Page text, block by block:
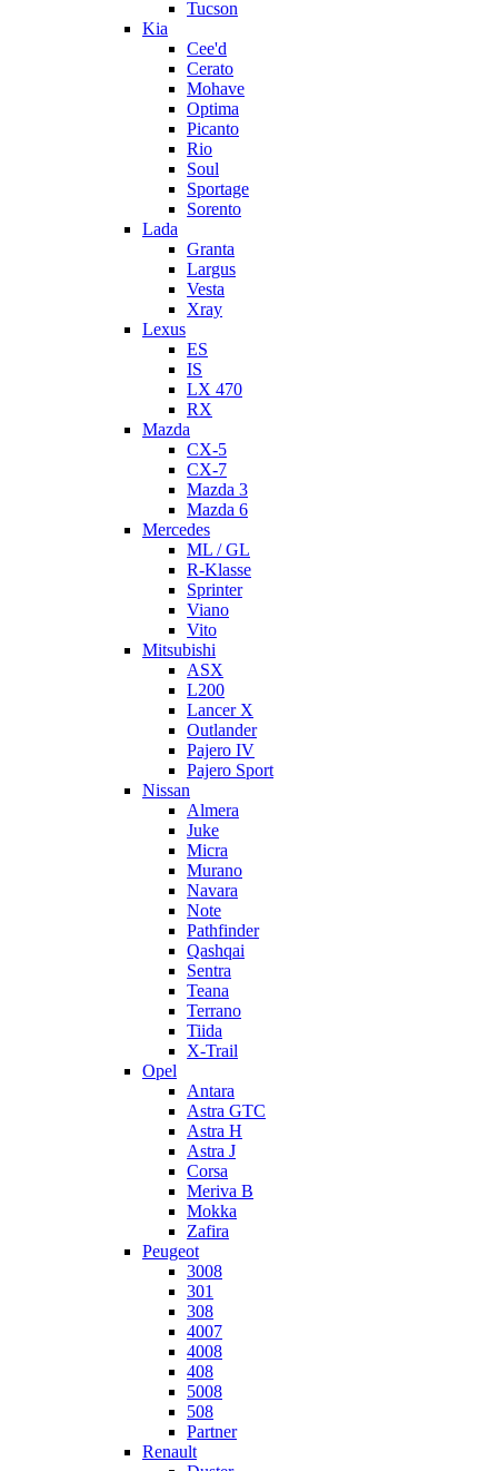
Tucson
Kia
Cee'd
Cerato
Mohave
Optima
Picanto
Rio
Soul
Sportage
Sorento
Lada
Granta
Largus
Vesta
Xray
Lexus
ES
IS
LX 470
RX
Mazda
CX-5
CX-7
Mazda 3
Mazda 6
Mercedes
ML / GL
R-Klasse
Sprinter
Viano
Vito
Mitsubishi
ASX
L200
Lancer X
Outlander
Pajero IV
Pajero Sport
Nissan
Almera
Juke
Micra
Murano
Navara
Note
Pathfinder
Qashqai
Sentra
Teana
Terrano
Tiida
X-Trail
Opel
Antara
Astra GTC
Astra H
Astra J
Corsa
Meriva B
Mokka
Zafira
Peugeot
3008
301
308
4007
4008
408
5008
508
Partner
Renault